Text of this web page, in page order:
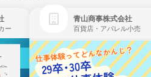
ー
青山商事株式会社
百貨店・アパレル小売